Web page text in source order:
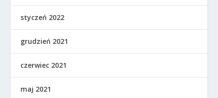
styczeń 2022
grudzień 2021
czerwiec 2021
maj 2021